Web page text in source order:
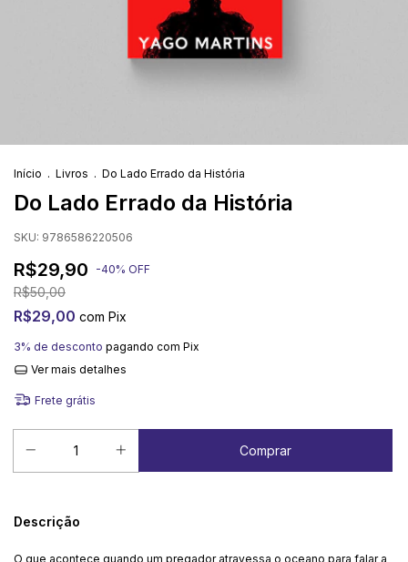
Início . Livros . Do Lado Errado da História
Do Lado Errado da História
SKU: 9786586220506
R$29,90 -40% OFF
R$50,00
R$29,00 com Pix
3% de desconto pagando com Pix
Ver mais detalhes
Frete grátis
Descrição
O que acontece quando um pregador atravessa o oceano para falar a